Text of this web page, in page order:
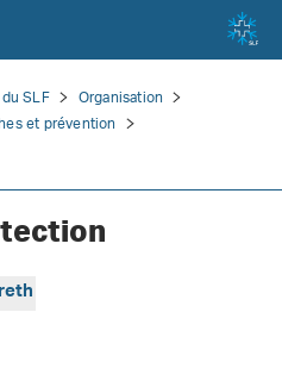
SLF
Organisation
et prévention